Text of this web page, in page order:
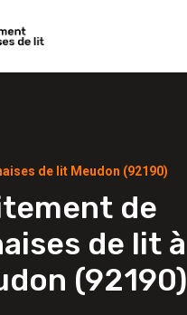
de lit Meudon (92190)
de
de lit à
(92190)